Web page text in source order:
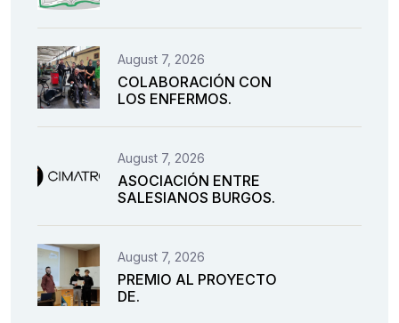
August 7, 2026
COLABORACIÓN CON
LOS ENFERMOS.
August 7, 2026
ASOCIACIÓN ENTRE
SALESIANOS BURGOS.
August 7, 2026
PREMIO AL PROYECTO
DE.